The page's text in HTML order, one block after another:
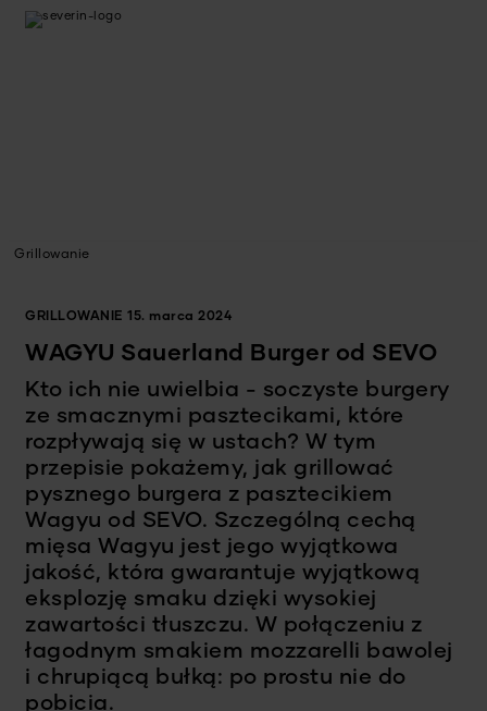
Grillowanie
GRILLOWANIE 15. marca 2024
WAGYU Sauerland Burger od SEVO
Kto ich nie uwielbia - soczyste burgery
ze smacznymi pasztecikami, które
rozpływają się w ustach? W tym
przepisie pokażemy, jak grillować
pysznego burgera z pasztecikiem
Wagyu od SEVO. Szczególną cechą
mięsa Wagyu jest jego wyjątkowa
jakość, która gwarantuje wyjątkową
eksplozję smaku dzięki wysokiej
zawartości tłuszczu. W połączeniu z
łagodnym smakiem mozzarelli bawolej
i chrupiącą bułką: po prostu nie do
pobicia.